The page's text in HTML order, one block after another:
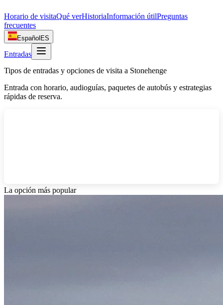
Horario de visitaQué verHistoriaInformación útilPreguntas
frecuentes
Español ES
Entradas
Tipos de entradas y opciones de visita a Stonehenge
Entrada con horario, audioguías, paquetes de autobús y estrategias
rápidas de reserva.
La opción más popular